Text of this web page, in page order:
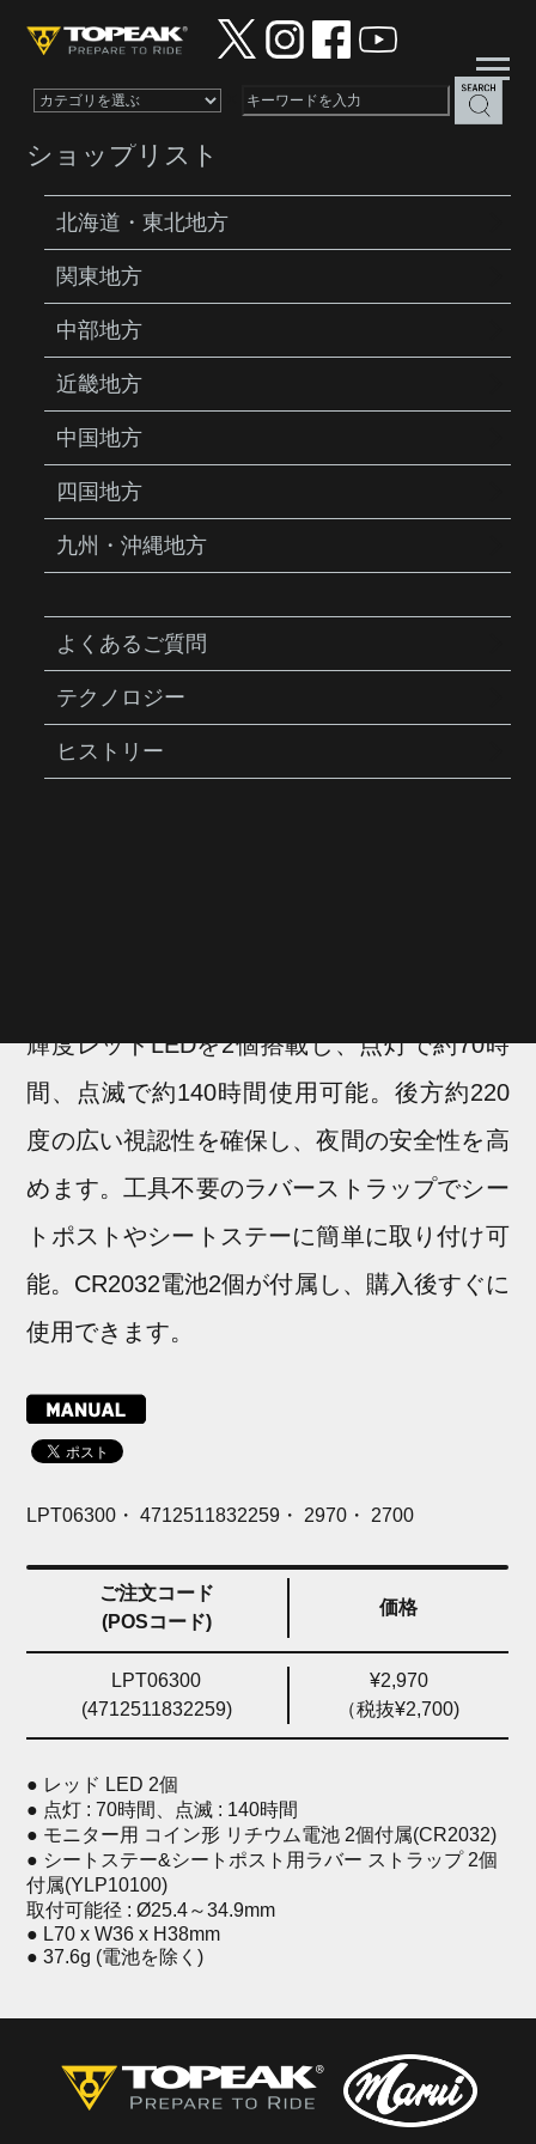
ショップリスト
北海道・東北地方
関東地方
中部地方
近畿地方
中国地方
四国地方
九州・沖縄地方
よくあるご質問
テクノロジー
ヒストリー
PRODUCTS
REDLITE® RACE
レッドライト レース
輝度レッドLEDを2個搭載し、点灯で約70時
間、点滅で約140時間使用可能。後方約220
度の広い視認性を確保し、夜間の安全性を高
めます。工具不要のラバーストラップでシー
トポストやシートステーに簡単に取り付け可
能。CR2032電池2個が付属し、購入後すぐに
使用できます。
LPT06300・ 4712511832259・ 2970・ 2700
ご注文コード
(POSコード)
価格
LPT06300
(4712511832259)
¥2,970
（税抜¥2,700)
● レッド LED 2個
● 点灯 : 70時間、点滅 : 140時間
● モニター用 コイン形 リチウム電池 2個付属(CR2032)
● シートステー&シートポスト用ラバー ストラップ 2個
付属(YLP10100)
取付可能径 : Ø25.4～34.9mm
● L70 x W36 x H38mm
● 37.6g (電池を除く)